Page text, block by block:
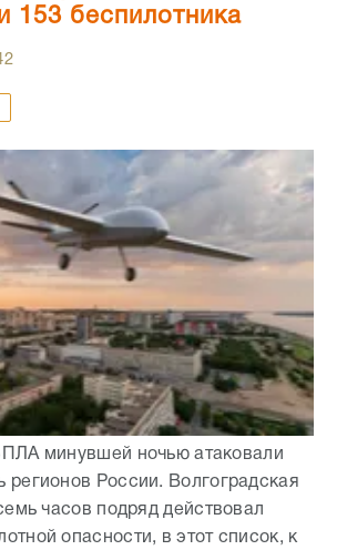
153 беспилотника
минувшей ночью атаковали
регионов России. Волгоградская
часов подряд действовал
опасности, в этот список, к